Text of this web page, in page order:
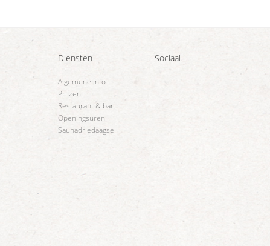
Diensten
Algemene info
Prijzen
Restaurant & bar
Openingsuren
Saunadriedaagse
Sociaal